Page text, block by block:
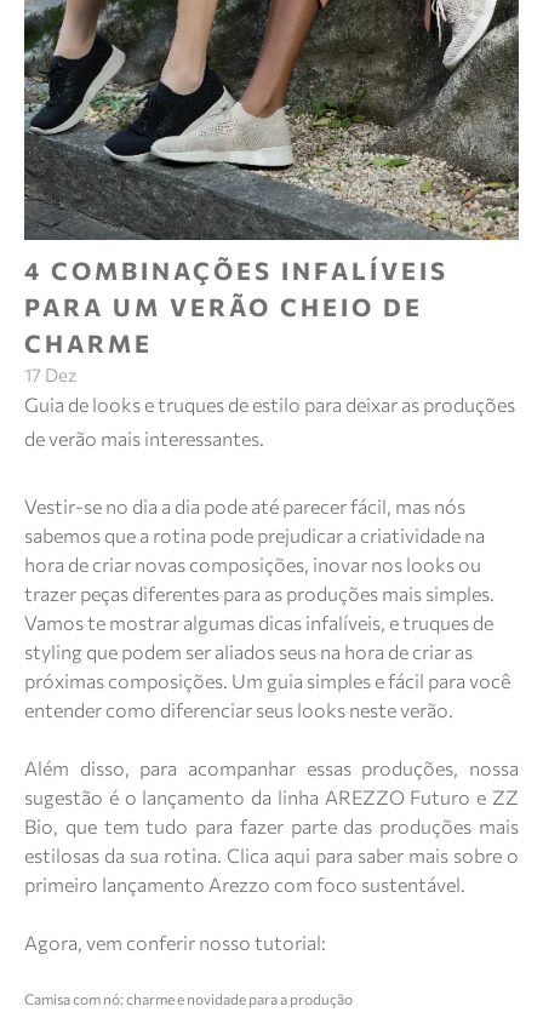
4 COMBINAÇÕES INFALÍVEIS
PARA UM VERÃO CHEIO DE
CHARME
17 Dez
Guia de looks e truques de estilo para deixar as produções
de verão mais interessantes.
Vestir-se no dia a dia pode até parecer fácil, mas nós
sabemos que a rotina pode prejudicar a criatividade na
hora de criar novas composições, inovar nos looks ou
trazer peças diferentes para as produções mais simples.
Vamos te mostrar algumas dicas infalíveis, e truques de
styling que podem ser aliados seus na hora de criar as
próximas composições. Um guia simples e fácil para você
entender como diferenciar seus looks neste verão.
Além disso, para acompanhar essas produções, nossa
sugestão é o lançamento da linha AREZZO Futuro e ZZ
Bio, que tem tudo para fazer parte das produções mais
estilosas da sua rotina. Clica aqui para saber mais sobre o
primeiro lançamento Arezzo com foco sustentável.
Agora, vem conferir nosso tutorial:
Camisa com nó: charme e novidade para a produção